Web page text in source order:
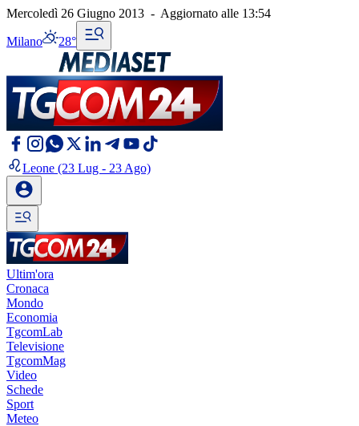
Mercoledì 26 Giugno 2013 - Aggiornato alle 13:54
Milano 28°
Leone (23 Lug - 23 Ago)
Ultim'ora
Cronaca
Mondo
Economia
TgcomLab
Televisione
TgcomMag
Video
Schede
Sport
Meteo